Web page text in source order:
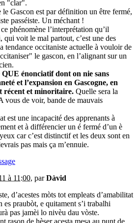
"clar".
Gascon est par définition un être fermé,
passéiste. Un méchant !
phénomène l’interprétation qu’il
qui voit le mal partout, c’est une des
tendance occitaniste actuelle à vouloir de
le gascon, en l’alignant sur un
QUE énonciatif dont on nie sans
et l’expansion en Gascogne, en
récent et minoritaire. Quelle sera la
vous de voir, bande de mauvais
est une incapacité des apprenants à
et à différencier un é fermé d’un è
car c’est distinctif et les deux sont en
pas mais ça m’ennuie.
à 11:00, parDàvid
d’acestes mòts tot empleats d’amabilitat
es praubòt, e quitament s’i trabalhi
pas jamèi lo nivèu dau vòste.
rason de hèser acesta mesa au punt de